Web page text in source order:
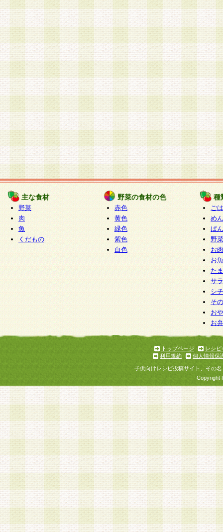
主な食材
野菜
肉
魚
くだもの
野菜の食材の色
赤色
黄色
緑色
紫色
白色
種
ご
めん
ぱん
野
お
お
た
サ
シ
そ
お
お
トップページ
レシピ
利用規約
個人情報保
子供向けレシピ投稿サイト、その
Copyright